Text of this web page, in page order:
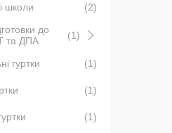
школи
(2)
до
та ДПА
(1)
гуртки (1)
(1)
(1)